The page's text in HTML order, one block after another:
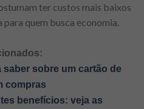
ter custos mais baixos
quem busca economia.
sobre um cartão de
compras
benefícios: veja as